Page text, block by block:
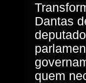
Dantas
quem